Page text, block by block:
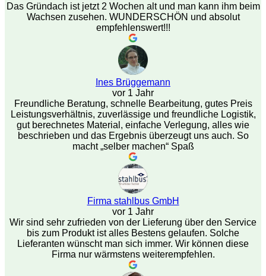
Das Gründach ist jetzt 2 Wochen alt und man kann ihm beim
Wachsen zusehen. WUNDERSCHÖN und absolut
empfehlenswert!!!
Ines Brüggemann
vor 1 Jahr
Freundliche Beratung, schnelle Bearbeitung, gutes Preis
Leistungsverhältnis, zuverlässige und freundliche Logistik,
gut berechnetes Material, einfache Verlegung, alles wie
beschrieben und das Ergebnis überzeugt uns auch. So
macht „selber machen“ Spaß
Firma stahlbus GmbH
vor 1 Jahr
Wir sind sehr zufrieden von der Lieferung über den Service
bis zum Produkt ist alles Bestens gelaufen. Solche
Lieferanten wünscht man sich immer. Wir können diese
Firma nur wärmstens weiterempfehlen.